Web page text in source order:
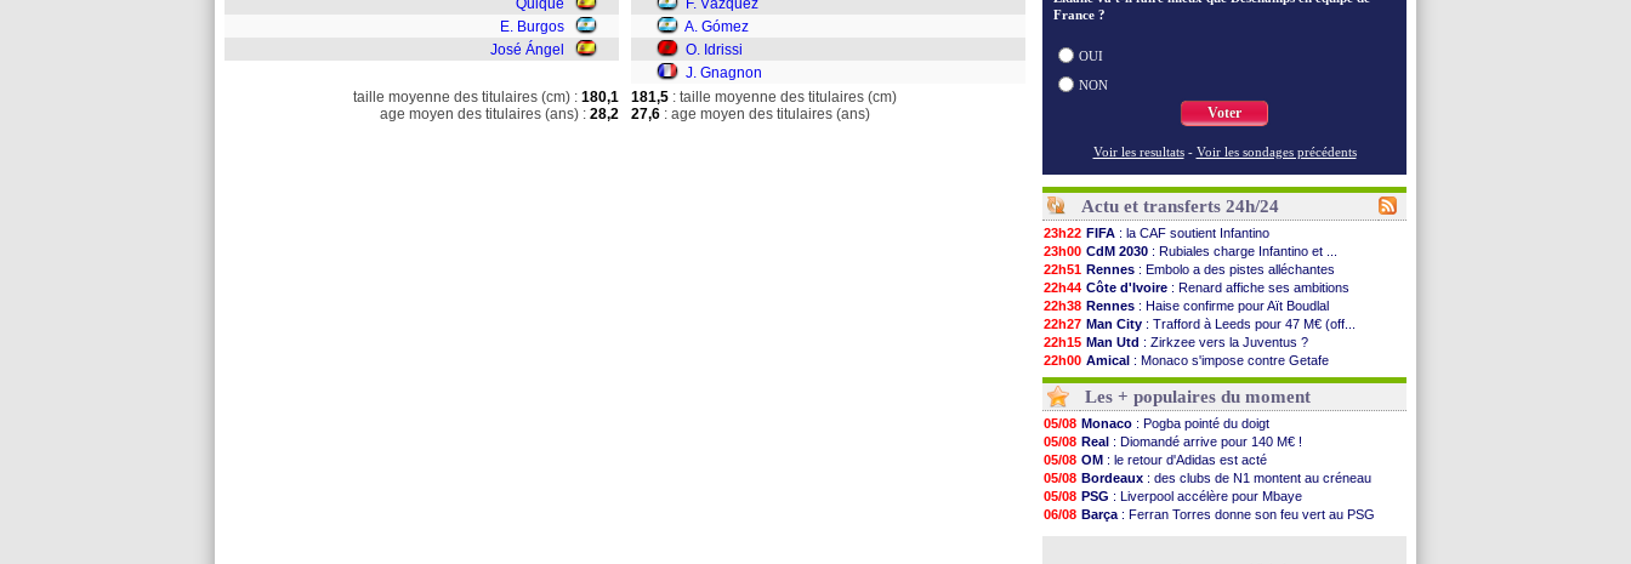
Quique
E. Burgos
José Ángel
F. Vázquez
A. Gómez
O. Idrissi
J. Gnagnon
taille moyenne des titulaires (cm) : 180,1
age moyen des titulaires (ans) : 28,2
181,5 : taille moyenne des titulaires (cm)
27,6 : age moyen des titulaires (ans)
France ?
OUI
NON
Voter
Voir les resultats - Voir les sondages précédents
Actu et transferts 24h/24
23h22 FIFA : la CAF soutient Infantino
23h00 CdM 2030 : Rubiales charge Infantino et ...
22h51 Rennes : Embolo a des pistes alléchantes
22h44 Côte d'Ivoire : Renard affiche ses ambitions
22h38 Rennes : Haise confirme pour Aït Boudlal
22h27 Man City : Trafford à Leeds pour 47 M€ (off...
22h15 Man Utd : Zirkzee vers la Juventus ?
22h00 Amical : Monaco s'impose contre Getafe
21h48 Nantes: Der Zakarian et sa relation avec Kita
21h39
OM: le club prêt à libérer Kondogbia ?
21h26 Monaco: le message touchant d'Akliouche
21h05
FIFA: Tebas en remet une couche
20h47
FIFA : l'UEFA maintient la pression
20h30
PSG: Tebas encense Luis Enrique
20h18
Real: Vinicius jusqu'en 2032 (officiel)
20h04
Lyon: Mangala va rejoindre Getafe
19h47
OM: une offre refusée pour Aguerd
Les + populaires du moment
05/08 Monaco : Pogba pointé du doigt
05/08 Real : Diomandé arrive pour 140 M€ !
05/08 OM : le retour d'Adidas est acté
05/08 Bordeaux : des clubs de N1 montent au créneau
05/08 PSG : Liverpool accélère pour Mbaye
06/08 Barça : Ferran Torres donne son feu vert au PSG